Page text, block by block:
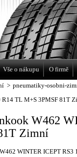
> pneumatiky-osobni-
TL M+S 3PMSF 81T
W462
Zimní
WINTER ICEPT
Vše o nákupu O firmě